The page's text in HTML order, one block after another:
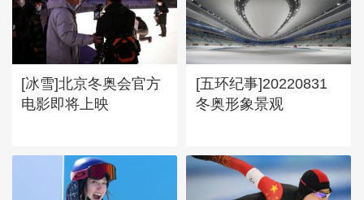
[冰雪]北京冬奥会官方
电影即将上映
[五环纪事]20220831
冬奥形象景观